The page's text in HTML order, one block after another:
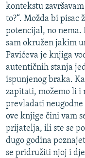
kontekstu
to?“. Možda bi
potencijal, no nema.
sam okružen jakim
Pavićeva je knjiga
autentičnih stanja
ispunjenog braka.
zapitati, možemo li i
prevladati
ove knjige čini vam
prijatelja, ili ste se
dugo godina
se pridružiti njoj i